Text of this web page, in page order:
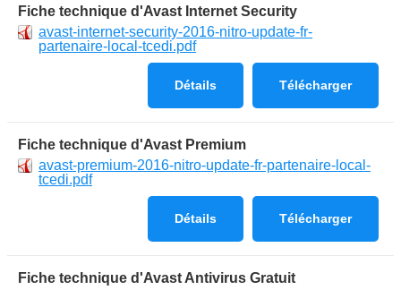
Fiche technique d'Avast Internet Security
avast-internet-security-2016-nitro-update-fr-
partenaire-local-tcedi.pdf
Télécharger
Détails
Fiche technique d'Avast Premium
avast-premium-2016-nitro-update-fr-partenaire-local-
tcedi.pdf
Télécharger
Détails
Fiche technique d'Avast Antivirus Gratuit